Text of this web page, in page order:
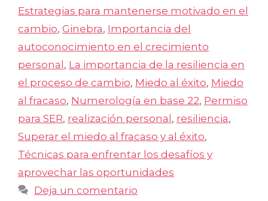
Estrategias para mantenerse motivado en el
cambio, Ginebra, Importancia del
autoconocimiento en el crecimiento
personal , La importancia de la resiliencia en
el proceso de cambio, Miedo al éxito, Miedo
al fracaso, Numerología en base 22, Permiso
para SER, realización personal , resiliencia,
Superar el miedo al fracaso y al éxito,
Técnicas para enfrentar los desafíos y
aprovechar las oportunidades
Deja un comentario